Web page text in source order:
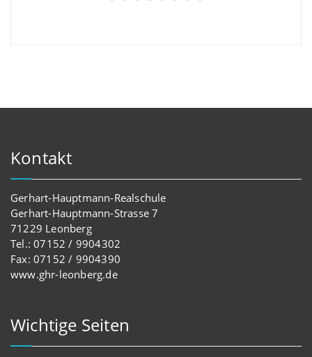
Kontakt
Gerhart-Hauptmann-Realschule
Gerhart-Hauptmann-Strasse 7
71229 Leonberg
Tel.: 07152 / 9904302
Fax: 07152 / 9904390
www.ghr-leonberg.de
Wichtige Seiten